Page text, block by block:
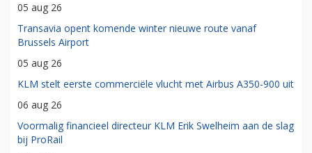
05 aug 26
Transavia opent komende winter nieuwe route vanaf
Brussels Airport
05 aug 26
KLM stelt eerste commerciële vlucht met Airbus A350-900 uit
06 aug 26
Voormalig financieel directeur KLM Erik Swelheim aan de slag
bij ProRail